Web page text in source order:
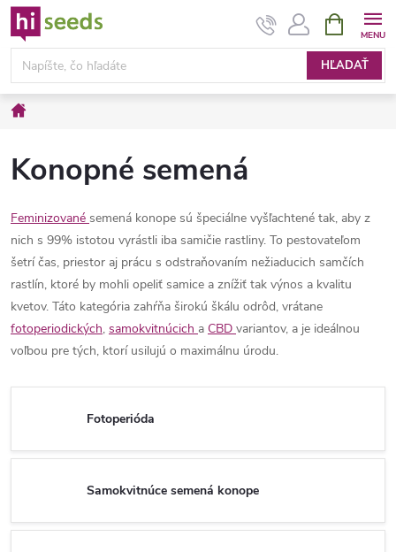
Prejsť
na
obsah
HĽADAŤ
KOŠÍK
Konopné semená
Feminizované semená konope sú špeciálne vyšľachtené tak, aby z
nich s 99% istotou vyrástli iba samičie rastliny. To pestovateľom
šetrí čas, priestor aj prácu s odstraňovaním nežiaducich samčích
rastlín, ktoré by mohli opeliť samice a znížiť tak výnos a kvalitu
kvetov. Táto kategória zahŕňa širokú škálu odrôd, vrátane
fotoperiodických, samokvitnúcich a CBD variantov, a je ideálnou
voľbou pre tých, ktorí usilujú o maximálnu úrodu.
Fotoperióda
Samokvitnúce semená konope